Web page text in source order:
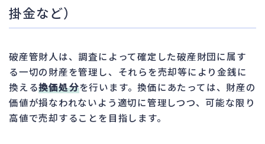
掛金など）
破産管財人は、調査によって確定した破産財団に属す
る一切の財産を管理し、それらを売却等により金銭に
換える換価処分を行います。換価にあたっては、財産の
価値が損なわれないよう適切に管理しつつ、可能な限り
高値で売却することを目指します。